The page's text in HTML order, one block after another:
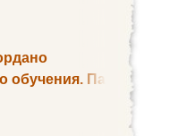
обучения. Пауль Шелли